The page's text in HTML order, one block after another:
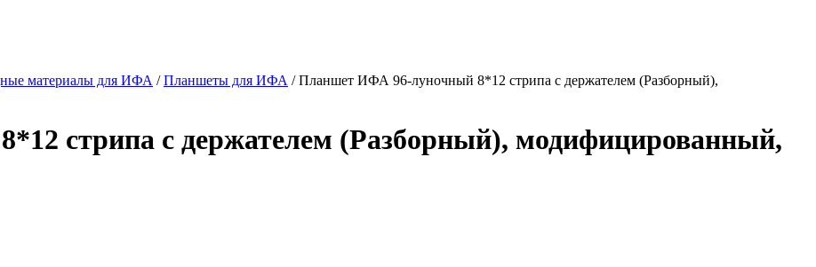
материалы для ИФА /Планшеты для ИФА /Планшет ИФА 96-луночный 8*12 стрипа с держателем (Разборный),
стрипа с держателем (Разборный), модифицированный,